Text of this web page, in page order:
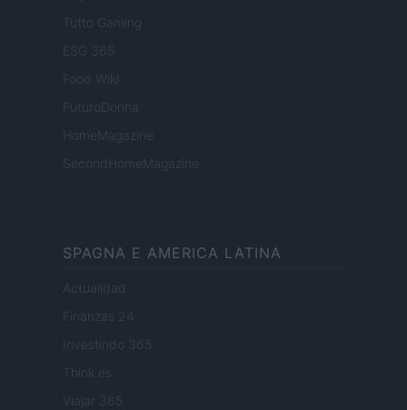
Tutto Gaming
ESG 365
Food Wiki
FuturoDonna
HomeMagazine
SecondHomeMagazine
SPAGNA E AMERICA LATINA
Actualidad
Finanzas 24
Investindo 365
Think.es
Viajar 365